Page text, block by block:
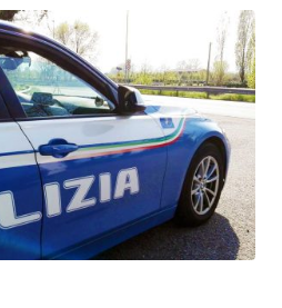
Consiglia
2026